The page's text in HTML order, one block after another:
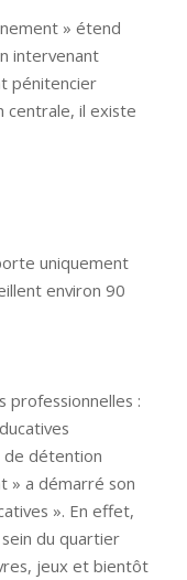
» étend
intervenant
pénitencier
centrale, il existe
uniquement
environ 90
professionnelles :
de détention
» a démarré son
». En effet,
du quartier
jeux et bientôt